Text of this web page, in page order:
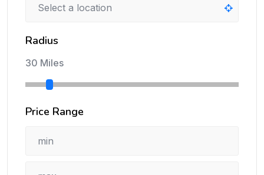
Radius
30 Miles
Price Range